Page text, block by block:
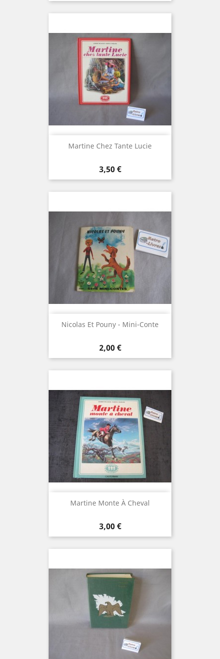
Martine Chez Tante Lucie
Prix
3,50 €
Nicolas Et Pouny - Mini-Conte
Prix
2,00 €
Martine Monte À Cheval
Prix
3,00 €